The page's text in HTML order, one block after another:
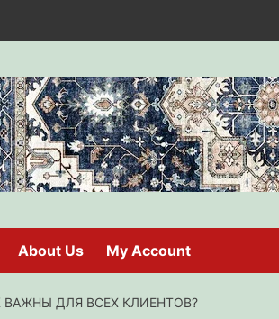
About Us My Account
ВАЖНЫ ДЛЯ ВСЕХ КЛИЕНТОВ?